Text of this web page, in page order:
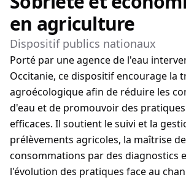
en agriculture
Dispositif publics nationaux
Porté par une agence de l'eau
Occitanie, ce dispositif encourage la
agroécologique afin de réduire les
d'eau et de promouvoir des
efficaces. Il soutient le suivi et la
prélèvements agricoles, la maîtrise
consommations par des diagnostics
l'évolution des pratiques face au